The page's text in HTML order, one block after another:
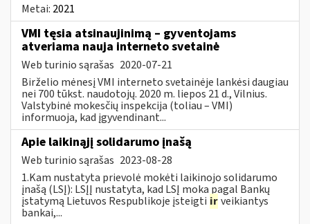
Metai: 2021
VMI tęsia atsinaujinimą – gyventojams
atveriama nauja interneto svetainė
Web turinio sąrašas 2020-07-21
Birželio mėnesį VMI interneto svetainėje lankėsi daugiau
nei 700 tūkst. naudotojų. 2020 m. liepos 21 d., Vilnius.
Valstybinė mokesčių inspekcija (toliau – VMI)
informuoja, kad įgyvendinant...
Apie laikinąjį solidarumo įnašą
Web turinio sąrašas 2023-08-28
1.Kam nustatyta prievolė mokėti laikinojo solidarumo
įnašą (LSĮ): LSĮĮ nustatyta, kad LSĮ moka pagal Bankų
įstatymą Lietuvos Respublikoje įsteigti irveikiantys
bankai,...